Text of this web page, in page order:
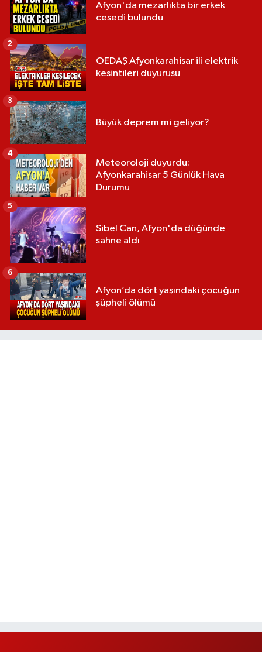
Afyon'da mezarlıkta bir erkek
cesedi bulundu
OEDAŞ Afyonkarahisar ili elektrik
kesintileri duyurusu
2
Büyük deprem mi geliyor?
3
Meteoroloji duyurdu:
Afyonkarahisar 5 Günlük Hava
Durumu
4
Sibel Can, Afyon'da düğünde
sahne aldı
5
Afyon’da dört yaşındaki çocuğun
şüpheli ölümü
6